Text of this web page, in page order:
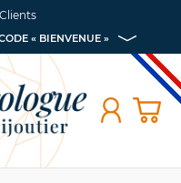
« BIENVENUE »